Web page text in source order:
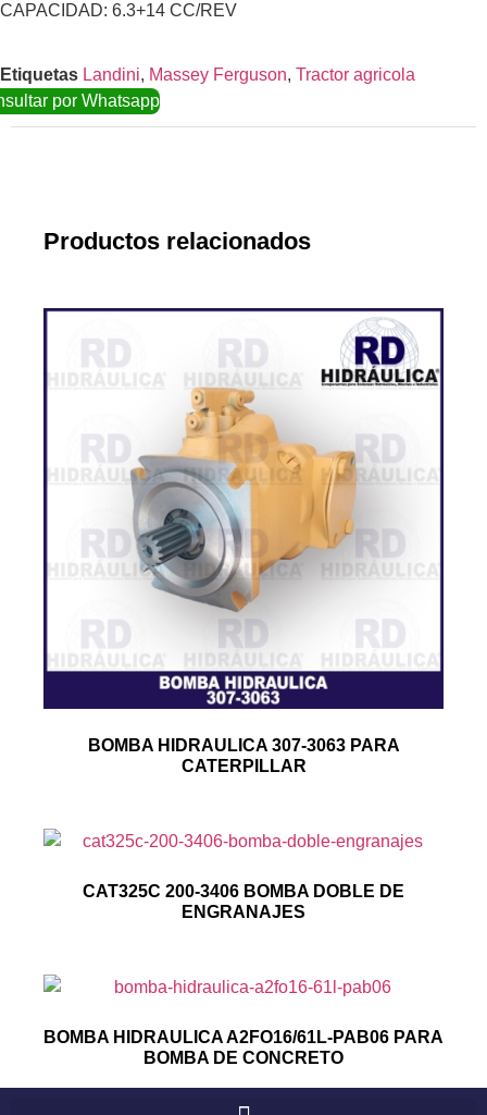
CAPACIDAD: 6.3+14 CC/REV
Etiquetas Landini, Massey Ferguson, Tractor agricola
por Whatsapp
Productos relacionados
BOMBA HIDRAULICA 307-3063 PARA
CATERPILLAR
CAT325C 200-3406 BOMBA DOBLE DE
ENGRANAJES
BOMBA HIDRAULICA A2FO16/61L-PAB06 PARA
BOMBA DE CONCRETO